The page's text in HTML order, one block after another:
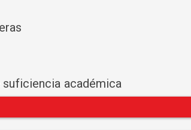
académica